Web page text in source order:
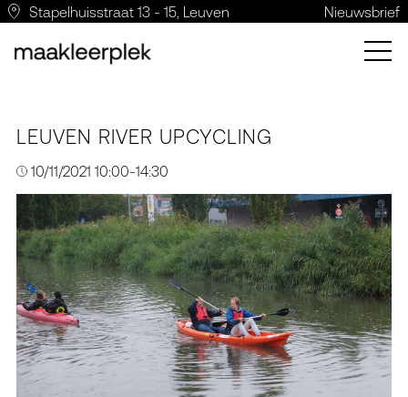
Stapelhuisstraat 13 - 15, Leuven Nieuwsbrief
LEUVEN RIVER UPCYCLING
10/11/2021 10:00-14:30